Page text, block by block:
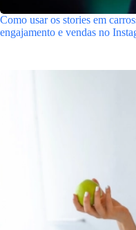
Como usar os stories em
engajamento e vendas no